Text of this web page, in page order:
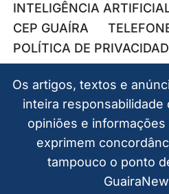
INTELIGÊNCIA
CEP GUAÍRA
POLÍTICA DE
Os artigos, textos e
inteira responsabilidade
opiniões e
exprimem
tampouco o ponto